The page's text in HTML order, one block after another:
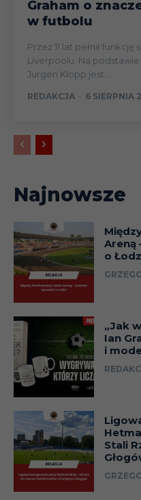
Graham o
w futbolu
Przez 11 lat pełnił
Liverpoolu. Na
Jurgen Klopp jest...
REDAKCJA - 6 SIERPNIA
Najnowsze
Areną
o
„Jak
Ian
i
Stali